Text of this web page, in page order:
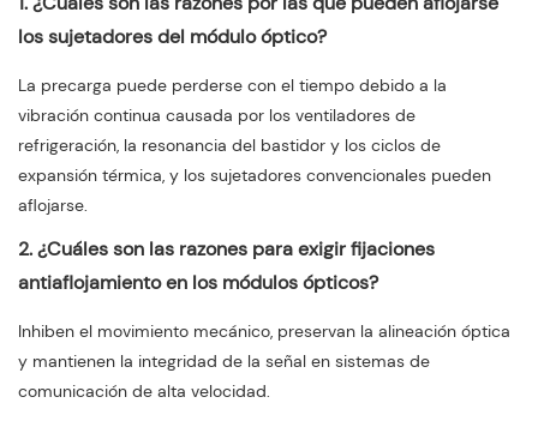
los sujetadores del módulo óptico?
La precarga puede perderse con el tiempo debido a la
vibración continua causada por los ventiladores de
refrigeración, la resonancia del bastidor y los ciclos de
expansión térmica, y los sujetadores convencionales pueden
aflojarse.
2. ¿Cuáles son las razones para exigir fijaciones
antiaflojamiento en los módulos ópticos?
Inhiben el movimiento mecánico, preservan la alineación óptica
y mantienen la integridad de la señal en sistemas de
comunicación de alta velocidad.